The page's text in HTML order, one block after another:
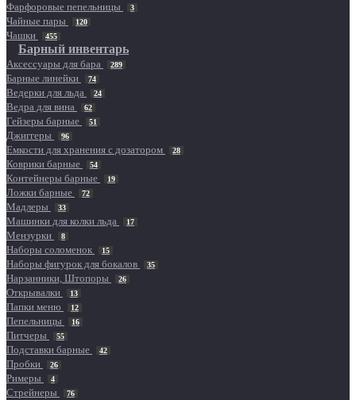
Фарфоровые пепельницы 3
Чайные пары 120
Чашки 455
Барный инвентарь
Аксессуары для бара 289
Барные линейки 74
Ведерки для льда 24
Ведра для вина 62
Гейзеры барные 51
Джиггеры 96
Емкости для хранения с дозатором 28
Коврики барные 54
Контейнеры барные 19
Ложки барные 72
Мадлеры 33
Машинки для колки льда 17
Мензурки 8
Наборы соломенок 15
Наборы фигурок для бокалов 35
Нарзанники, Штопоры 26
Открывалки 13
Папки меню 12
Пепельницы 16
Питчеры 55
Подставки барные 42
Пробки 26
Римеры 4
Стрейнеры 76